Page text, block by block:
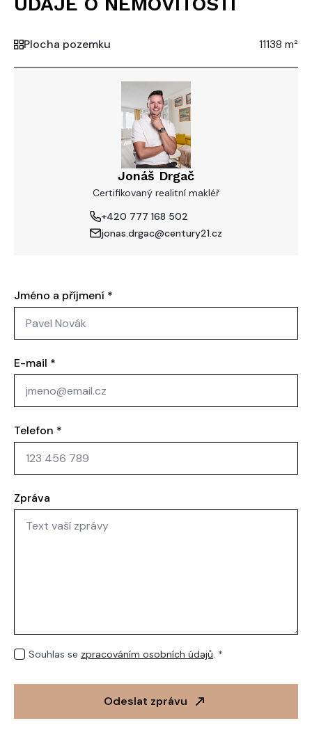
Plocha pozemku 11138 m²
Jonáš Drgač
Certifikovaný realitní makléř
+420 777 168 502
jonas.drgac@century21.cz
Jméno a příjmení *
E-mail *
Telefon *
Zpráva
GDPRSouhlas se zpracováním osobních údajů. *
Odeslat zprávu